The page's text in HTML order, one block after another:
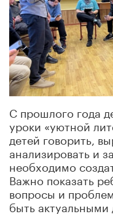
С прошлого года
уроки «уютной
детей говорить,
анализировать и
необходимо
Важно показать
вопросы и
быть актуальными